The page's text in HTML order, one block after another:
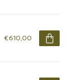
€610,00